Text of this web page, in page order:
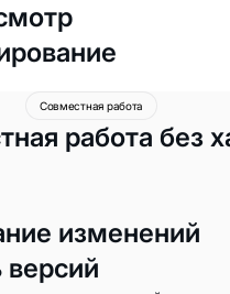
Совместная работа
работа без
изменений
версий